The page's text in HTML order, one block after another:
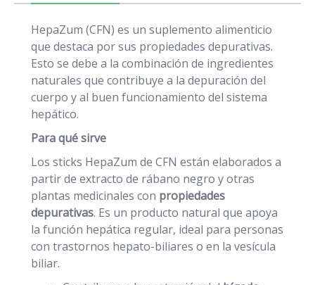
HepaZum (CFN) es un suplemento alimenticio
que destaca por sus propiedades depurativas.
Esto se debe a la combinación de ingredientes
naturales que contribuye a la depuración del
cuerpo y al buen funcionamiento del sistema
hepático.
Para qué sirve
Los sticks HepaZum de CFN están elaborados a
partir de extracto de rábano negro y otras
plantas medicinales con propiedades
depurativas. Es un producto natural que apoya
la función hepática regular, ideal para personas
con trastornos hepato-biliares o en la vesícula
biliar.